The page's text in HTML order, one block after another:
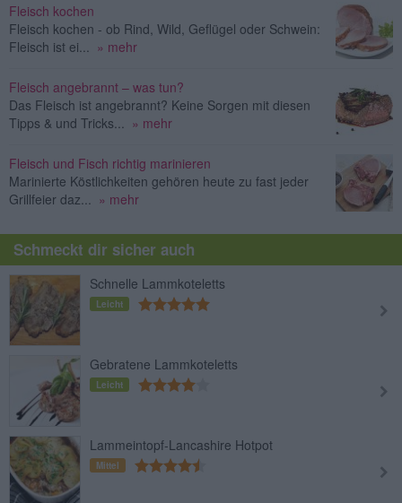
Fleisch kochen
Fleisch kochen - ob Rind, Wild, Geflügel oder Schwein:
Fleisch ist ei...
» mehr
Fleisch angebrannt – was tun?
Das Fleisch ist angebrannt? Keine Sorgen mit diesen
Tipps & und Tricks...
» mehr
Fleisch und Fisch richtig marinieren
Marinierte Köstlichkeiten gehören heute zu fast jeder
Grillfeier daz...
» mehr
Schmeckt dir sicher auch
Schnelle Lammkoteletts
Leicht
Gebratene Lammkoteletts
Leicht
Lammeintopf-Lancashire Hotpot
Mittel